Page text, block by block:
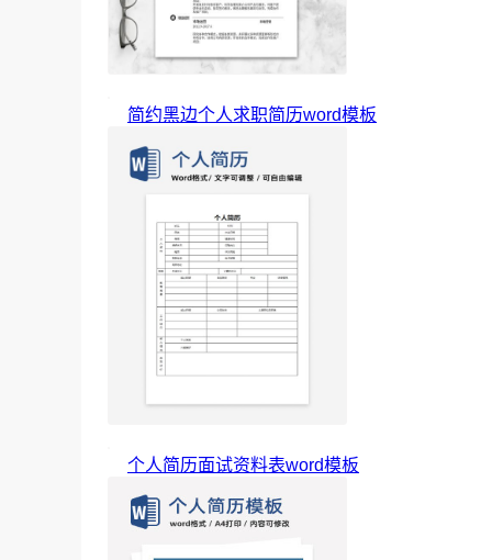
简约黑边个人求职简历word模板
个人简历面试资料表word模板